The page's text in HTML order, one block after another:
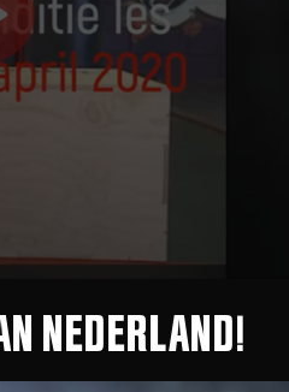
NEDERLAND!